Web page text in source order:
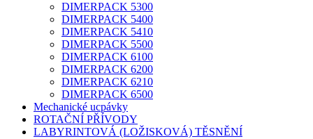
DIMERPACK 5300
DIMERPACK 5400
DIMERPACK 5410
DIMERPACK 5500
DIMERPACK 6100
DIMERPACK 6200
DIMERPACK 6210
DIMERPACK 6500
Mechanické ucpávky
ROTAČNÍ PŘÍVODY
LABYRINTOVÁ (LOŽISKOVÁ) TĚSNĚNÍ